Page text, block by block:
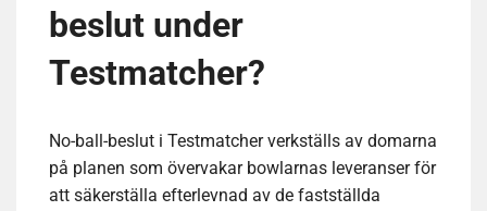
beslut under
Testmatcher?
No-ball-beslut i Testmatcher verkställs av domarna
på planen som övervakar bowlarnas leveranser för
att säkerställa efterlevnad av de fastställda